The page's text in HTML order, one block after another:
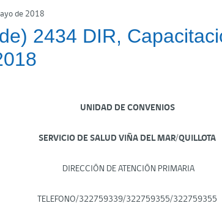
de 2018
2434 DIR,
UNIDAD DE CONVENIOS
SERVICIO DE SALUD VIÑA DEL MAR/QUILLOTA
DIRECCIÓN DE ATENCIÓN PRIMARIA
TELEFONO/322759339/322759355/322759355